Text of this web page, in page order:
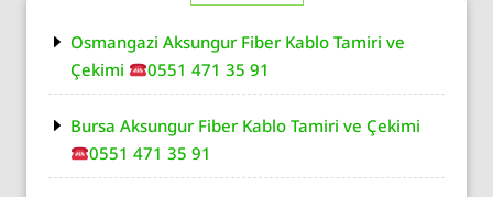
Osmangazi Aksungur Fiber Kablo Tamiri ve
Çekimi
0551 471 35 91
Bursa Aksungur Fiber Kablo Tamiri ve Çekimi
0551 471 35 91